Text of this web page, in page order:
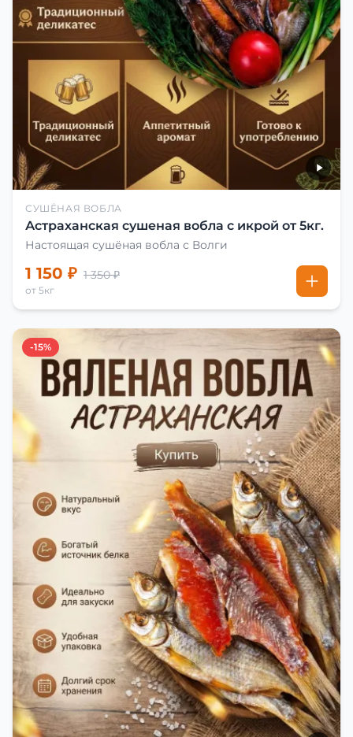
СУШЁНАЯ ВОБЛА
Астраханская сушеная вобла с икрой от 5кг.
Настоящая сушёная вобла с Волги
1 150 ₽ 1 350 ₽
от 5кг
-15%